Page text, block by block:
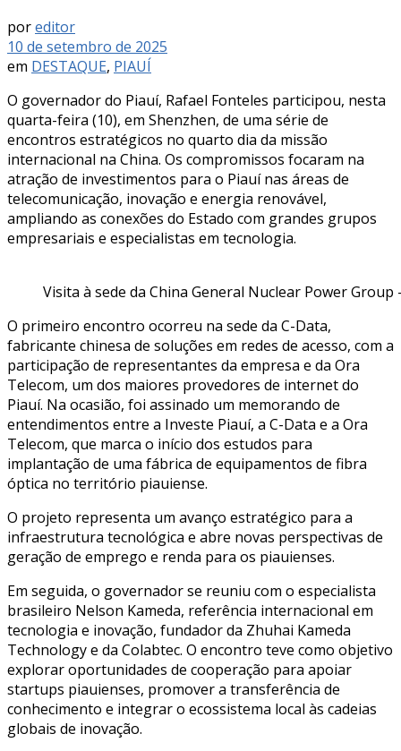
poreditor
10 de setembro de 2025
em DESTAQUE, PIAUÍ
O governador do Piauí, Rafael Fonteles participou, nesta
quarta-feira (10), em Shenzhen, de uma série de
encontros estratégicos no quarto dia da missão
internacional na China. Os compromissos focaram na
atração de investimentos para o Piauí nas áreas de
telecomunicação, inovação e energia renovável,
ampliando as conexões do Estado com grandes grupos
empresariais e especialistas em tecnologia.
Visita à sede da China General Nuclear Power Group
O primeiro encontro ocorreu na sede da C-Data,
fabricante chinesa de soluções em redes de acesso, com a
participação de representantes da empresa e da Ora
Telecom, um dos maiores provedores de internet do
Piauí. Na ocasião, foi assinado um memorando de
entendimentos entre a Investe Piauí, a C-Data e a Ora
Telecom, que marca o início dos estudos para
implantação de uma fábrica de equipamentos de fibra
óptica no território piauiense.
O projeto representa um avanço estratégico para a
infraestrutura tecnológica e abre novas perspectivas de
geração de emprego e renda para os piauienses.
Em seguida, o governador se reuniu com o especialista
brasileiro Nelson Kameda, referência internacional em
tecnologia e inovação, fundador da Zhuhai Kameda
Technology e da Colabtec. O encontro teve como objetivo
explorar oportunidades de cooperação para apoiar
startups piauienses, promover a transferência de
conhecimento e integrar o ecossistema local às cadeias
globais de inovação.